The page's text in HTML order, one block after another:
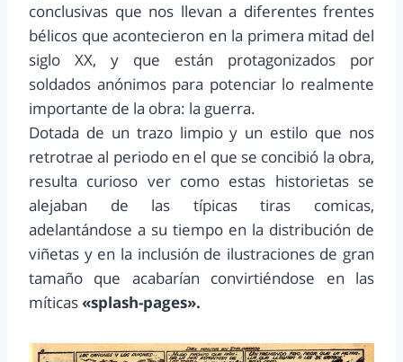
conclusivas que nos llevan a diferentes frentes
bélicos que acontecieron en la primera mitad del
siglo XX, y que están protagonizados por
soldados anónimos para potenciar lo realmente
importante de la obra: la guerra.
Dotada de un trazo limpio y un estilo que nos
retrotrae al periodo en el que se concibió la obra,
resulta curioso ver como estas historietas se
alejaban de las típicas tiras comicas,
adelantándose a su tiempo en la distribución de
viñetas y en la inclusión de ilustraciones de gran
tamaño que acabarían convirtiéndose en las
míticas«splash-pages».